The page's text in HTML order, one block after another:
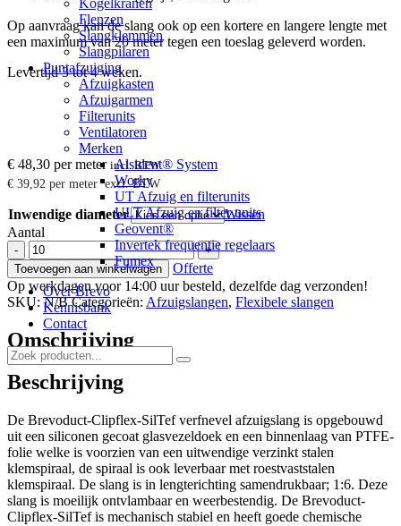
Kogelkranen
Flenzen
Slangklemmen
Slangpilaren
Puntafzuiging
Afzuigkasten
Afzuigarmen
Filterunits
Ventilatoren
Merken
Alsident® System
Worky
UT Afzuig en filterunits
ULT Afzuig en filter units
Geovent®
Invertek frequentie regelaars
Fumex
Over Brevo
Kennisbank
Contact
Op aanvraag kan de slang ook op een kortere en langere lengte met
een maximum van 20 meter tegen een toeslag geleverd worden.
Levertijd 3 tot 4 weken.
€ 48,30 per meter incl. BTW
€ 39,92 per meter excl. BTW
Inwendige diameter
Wissen
Aantal
-
Brevoduct-
Clipflex-
SilTef
verfnevel
afzuigslang
aantal
+
Toevoegen aan winkelwagen
Offerte
Op werkdagen voor 14:00 uur besteld, dezelfde dag verzonden!
SKU:N/B Categorieën: Afzuigslangen, Flexibele slangen
Omschrijving
Beschrijving
De Brevoduct-Clipflex-SilTef verfnevel afzuigslang is opgebouwd
uit een siliconen gecoat glasvezeldoek en een binnenlaag van PTFE-
folie welke is voorzien van een uitwendige verzinkt stalen
klemspiraal, de spiraal is ook leverbaar met roestvaststalen
klemspiraal. De slang is in lengterichting samendrukbaar; 1:6. Deze
slang is moeilijk ontvlambaar en weerbestendig. De Brevoduct-
Clipflex-SilTef is mechanisch stabiel en heeft goede chemische